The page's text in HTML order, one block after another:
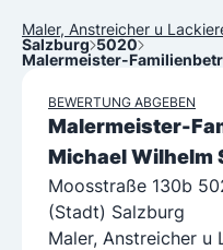
Maler, Anstreicher u
Salzburg 5020
Malermeister-
BEWERTUNG ABGEBEN
Malermeister-
Michael Wilhelm
Moosstraße 130b
(Stadt) Salzburg
Maler, Anstreicher u